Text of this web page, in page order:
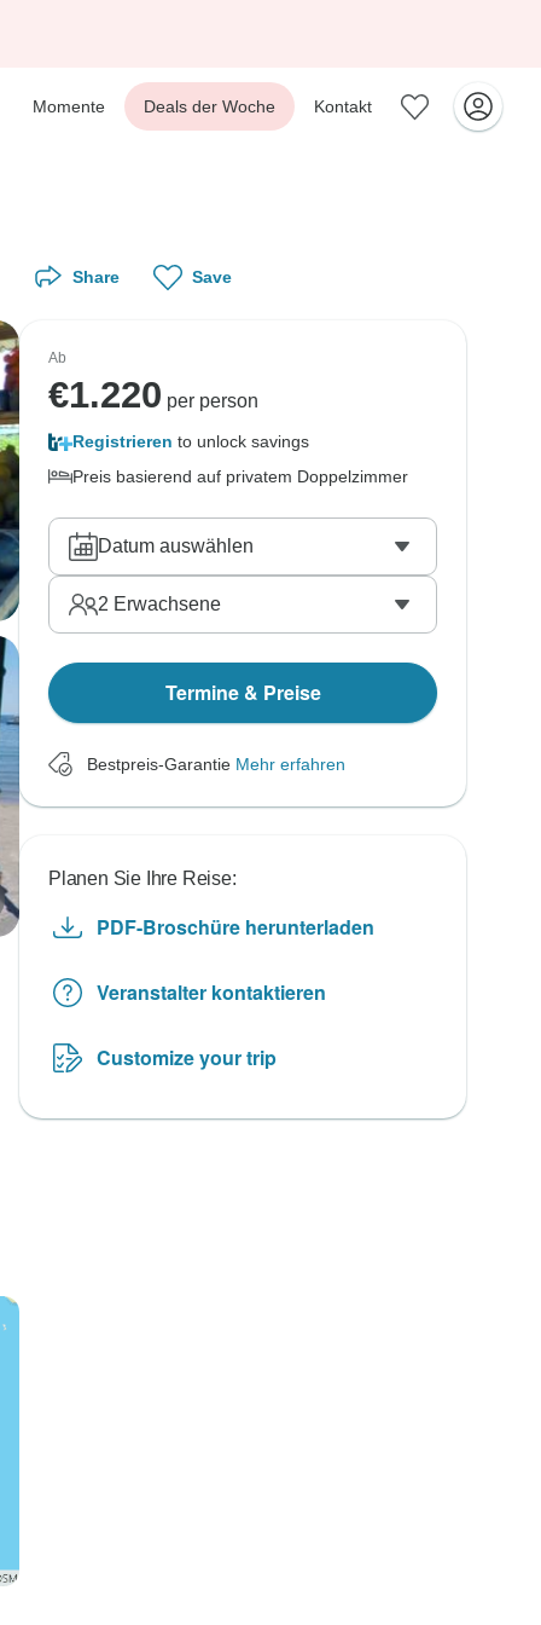
Momente Deals der Woche Kontakt
Share Save
Ab
€1.220 per person
Registrieren to unlock savings
Preis basierend auf privatem Doppelzimmer
Datum auswählen
2 Erwachsene
Termine & Preise
Bestpreis-Garantie Mehr erfahren
Planen Sie Ihre Reise:
PDF-Broschüre herunterladen
Veranstalter kontaktieren
Customize your trip